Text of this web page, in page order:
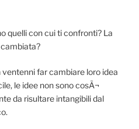
quelli con cui ti confronti? La
far cambiare loro idea
le idee non sono cosÃ¬
da risultare intangibili dal